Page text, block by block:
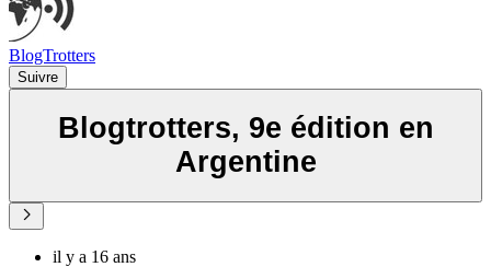
BlogTrotters
Suivre
Blogtrotters, 9e édition en
Argentine
il y a 16 ans